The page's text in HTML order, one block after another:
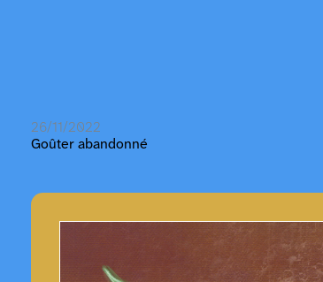
26/11/2022
Goûter abandonné